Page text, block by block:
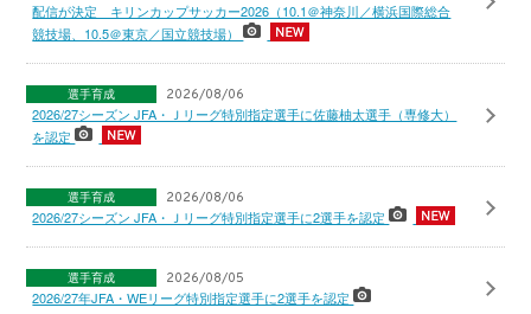
配信が決定 キリンカップサッカー2026（10.1＠神奈川／横浜国際総合
競技場、10.5＠東京／国立競技場）
選手育成 2026/08/06
2026/27シーズン JFA・Ｊリーグ特別指定選手に佐藤柚太選手（専修大）
を認定
選手育成 2026/08/06
2026/27シーズン JFA・Ｊリーグ特別指定選手に2選手を認定
選手育成 2026/08/05
2026/27年JFA・WEリーグ特別指定選手に2選手を認定